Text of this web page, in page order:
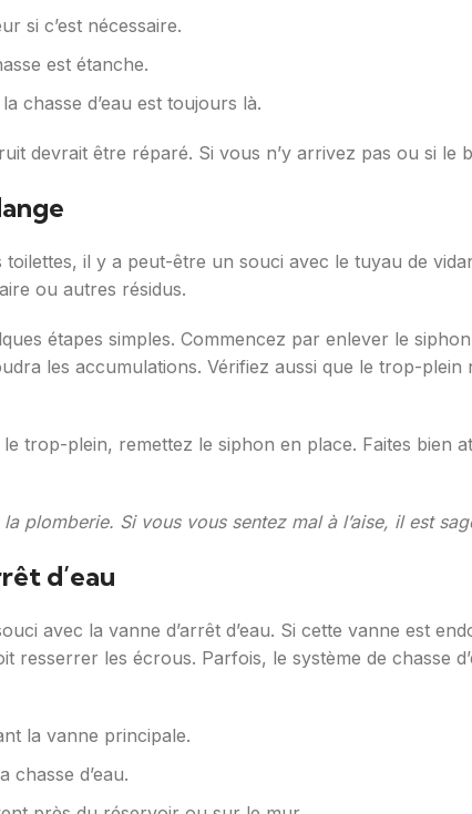
si c’est nécessaire.
est étanche.
chasse d’eau est toujours là.
devrait être réparé. Si vous n’y arrivez pas ou si
il y a peut-être un souci avec le tuyau de
ou autres résidus.
étapes simples. Commencez par enlever le
les accumulations. Vérifiez aussi que le trop-
trop-plein, remettez le siphon en place. Faites bien
plomberie. Si vous vous sentez mal à l’aise, il est
d’eau
avec la vanne d’arrêt d’eau. Si cette vanne est
resserrer les écrous. Parfois, le système de chasse
la vanne principale.
d’eau.